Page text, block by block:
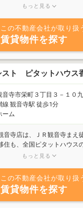
るニーズに応える『理想の
もっと見る
この不動産会社が取り扱
賃貸物件を探す
スト ピタットハウス
音寺市栄町３丁目３－１０
線 観音寺駅 徒歩1分
ーム
音寺店は、ＪＲ観音寺まえ
住も、全国ピタットハウス
いたします。査定 ・ 相
気軽にお立ち寄りください。
もっと見る
この不動産会社が取り扱
賃貸物件を探す